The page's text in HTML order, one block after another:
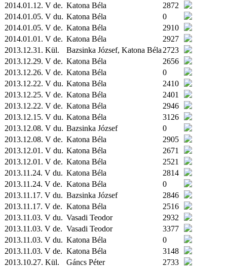
2014.01.12. V de. Katona Béla
2872
2014.01.05. V du. Katona Béla
0
2014.01.05. V de. Katona Béla
2910
2014.01.01. V de. Katona Béla
2927
2013.12.31. Kül. Bazsinka József, Katona Béla 2723
2013.12.29. V de. Katona Béla
2656
2013.12.26. V de. Katona Béla
0
2013.12.22. V du. Katona Béla
2410
2013.12.25. V de. Katona Béla
2401
2013.12.22. V de. Katona Béla
2946
2013.12.15. V du. Katona Béla
3126
2013.12.08. V du. Bazsinka József
0
2013.12.08. V de. Katona Béla
2905
2013.12.01. V du. Katona Béla
2671
2013.12.01. V de. Katona Béla
2521
2013.11.24. V du. Katona Béla
2814
2013.11.24. V de. Katona Béla
0
2013.11.17. V du. Bazsinka József
2846
2013.11.17. V de. Katona Béla
2516
2013.11.03. V du. Vasadi Teodor
2932
2013.11.03. V de. Vasadi Teodor
3377
2013.11.03. V du. Katona Béla
0
2013.11.03. V de. Katona Béla
3148
2013.10.27. Kül. Gáncs Péter 2733